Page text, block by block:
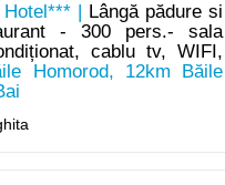
|
Lângă pădure si
- 300 pers.- sala
cablu tv, WIFI,
Homorod, 12km Băile